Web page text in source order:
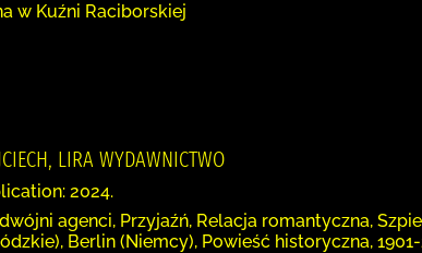
w Kuźni Raciborskiej
LIRA WYDAWNICTWO
2024.
agenci, Przyjaźń, Relacja romantyczna,
Berlin (Niemcy), Powieść historyczna,